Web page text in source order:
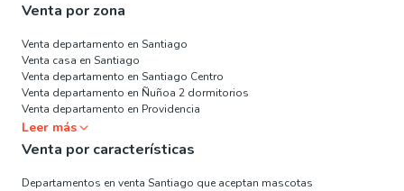
Venta por zona
Venta departamento en Santiago
Venta casa en Santiago
Venta departamento en Santiago Centro
Venta departamento en Ñuñoa 2 dormitorios
Venta departamento en Providencia
Leer más
Venta por características
Departamentos en venta Santiago que aceptan mascotas